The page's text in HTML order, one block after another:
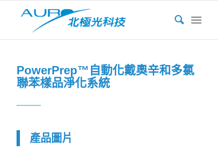
PowerPrep™自動化戴奧辛和多氯
聯苯樣品淨化系統
產品圖片